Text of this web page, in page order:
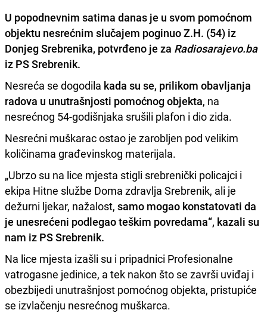
U popodnevnim satima danas je u svom pomoćnom
objektu nesrećnim slučajem poginuo Z.H. (54) iz
Donjeg Srebrenika, potvrđeno je za Radiosarajevo.ba
iz PS Srebrenik.
Nesreća se dogodila kada su se, prilikom obavljanja
radova u unutrašnjosti pomoćnog objekta, na
nesrećnog 54-godišnjaka srušili plafon i dio zida.
Nesrećni muškarac ostao je zarobljen pod velikim
količinama građevinskog materijala.
„Ubrzo su na lice mjesta stigli srebrenički policajci i
ekipa Hitne službe Doma zdravlja Srebrenik, ali je
dežurni ljekar, nažalost, samo mogao konstatovati da
je unesrećeni podlegao teškim povredama“, kazali su
nam iz PS Srebrenik.
Na lice mjesta izašli su i pripadnici Profesionalne
vatrogasne jedinice, a tek nakon što se završi uviđaj i
obezbijedi unutrašnjost pomoćnog objekta, pristupiće
se izvlačenju nesrećnog muškarca.